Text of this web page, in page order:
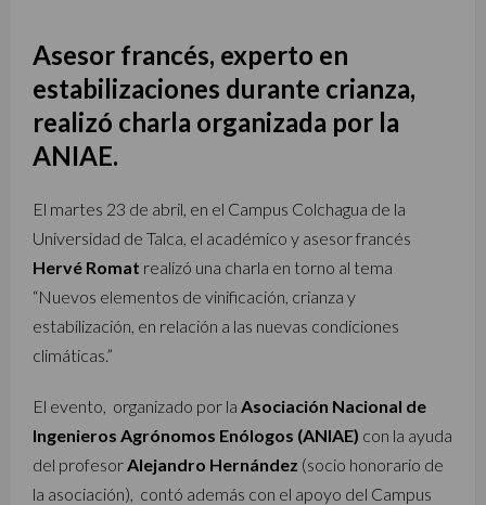
Asesor francés, experto en
estabilizaciones durante crianza,
realizó charla organizada por la
ANIAE.
El martes 23 de abril, en el Campus Colchagua de la
Universidad de Talca, el académico y asesor francés
Hervé Romat realizó una charla en torno al tema
“Nuevos elementos de vinificación, crianza y
estabilización, en relación a las nuevas condiciones
climáticas.”
El evento, organizado por la Asociación Nacional de
Ingenieros Agrónomos Enólogos (ANIAE) con la ayuda
del profesor Alejandro Hernández (socio honorario de
la asociación), contó además con el apoyo del Campus